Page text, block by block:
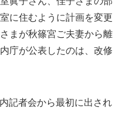
に住むように計画を変更
まが秋篠宮ご夫妻から離
庁が公表したのは、改修
記者会から最初に出され